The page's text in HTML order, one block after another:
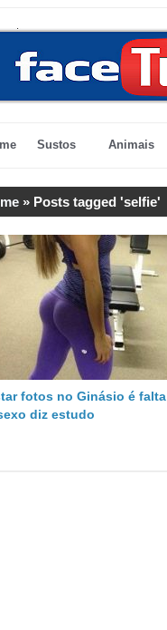
Sustos Animais
» Posts tagged 'selfie'
fotos no Ginásio é falta
diz estudo